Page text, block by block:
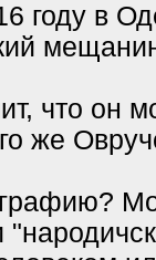
году в
что он
же